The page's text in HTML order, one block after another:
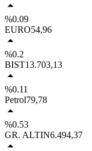
%0.09
EURO54,96
%0.2
BIST13.703,13
%0.11
Petrol79,78
%0.53
GR. ALTIN6.494,37